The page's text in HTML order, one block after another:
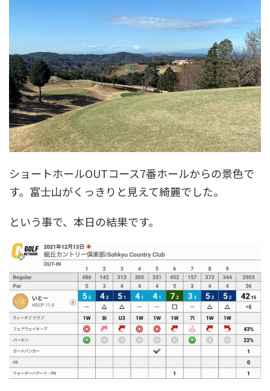
ショートホールOUTコース7番ホールからの景色で
す。富士山がくっきりと見えて綺麗でした。
という事で、本日の結果です。